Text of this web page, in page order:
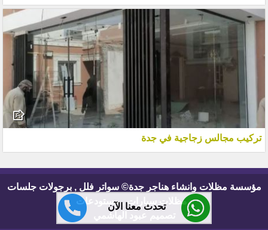
تحدث معنا الآن
تركيب مجالس زجاجية في جدة
مؤسسة مظلات وانشاء هناجر جدة© سواتر فلل , برجولات جلسات
, مظلات سيارات , مستودعات